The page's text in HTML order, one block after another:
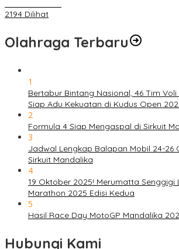
2194 Dilihat
Olahraga Terbaru
1
Bertabur Bintang Nasional, 46 Tim
Siap Adu Kekuatan di Kudus Open
2
Formula 4 Siap Mengaspal di Sirkuit
3
Jadwal Lengkap Balapan Mobil 24-26
Sirkuit Mandalika
4
19 Oktober 2025! Merumatta Senggigi
Marathon 2025 Edisi Kedua
5
Hasil Race Day MotoGP Mandalika
Hubungi Kami